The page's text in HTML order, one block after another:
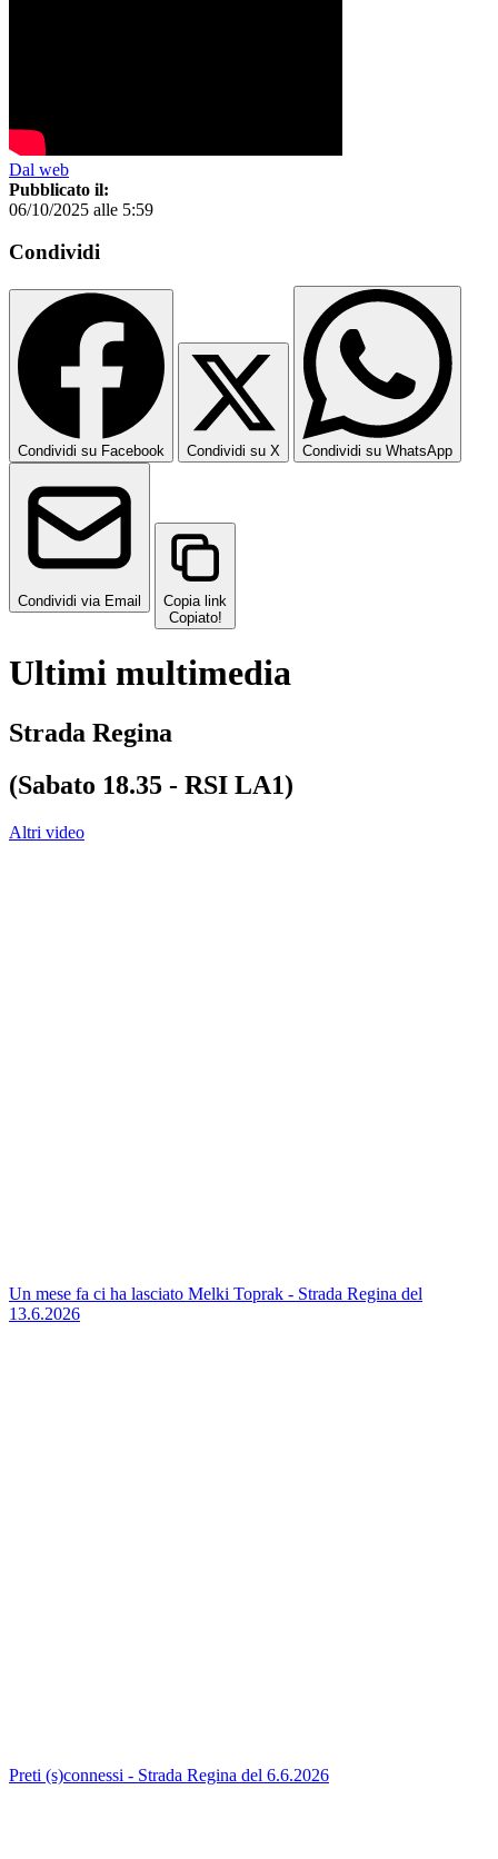
Dal web
Pubblicato il:
06/10/2025 alle 5:59
Condividi
Condividi su Facebook Condividi su X Condividi su WhatsApp
Condividi via Email
Copia link
Copiato!
Ultimi multimedia
Strada Regina
(Sabato 18.35 - RSI LA1)
Altri video
Un mese fa ci ha lasciato Melki Toprak - Strada Regina del
13.6.2026
Preti (s)connessi - Strada Regina del 6.6.2026